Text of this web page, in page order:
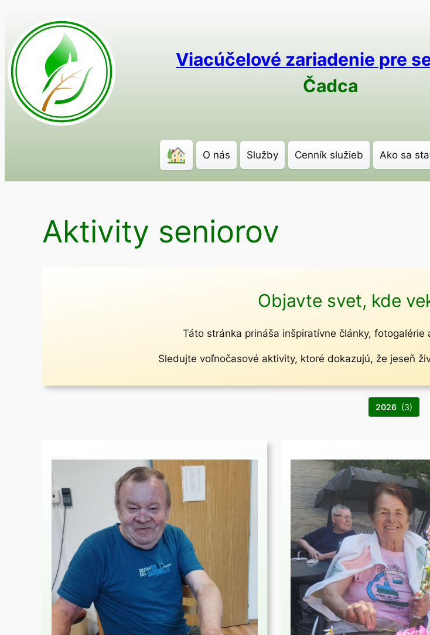
obsah
Viacúčelové zariadenie pre
Čadca
O nás Služby Cenník služieb Ako sa
Aktivity seniorov
Objavte svet, kde
Táto stránka prináša inšpiratívne články,
Sledujte voľnočasové aktivity, ktoré dokazujú, že jeseň
2026 (3)